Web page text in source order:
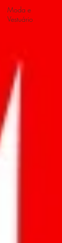
Moda e
Vestuário